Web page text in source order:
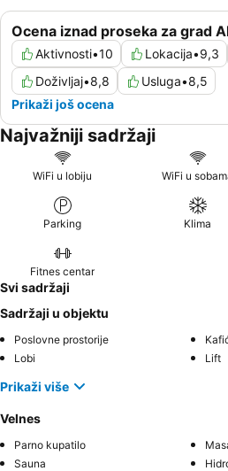
Ocena iznad proseka za grad
Aktivnosti•10 Lokacija•9,3
Doživljaj•8,8 Usluga•8,5
Prikaži još ocena
Najvažniji sadržaji
WiFi u lobiju WiFi u
Parking Klima
Fitnes centar
Svi sadržaji
Sadržaji u objektu
Poslovne prostorije
Lobi
Lift
Prikaži više
Velnes
Parno kupatilo
Sauna